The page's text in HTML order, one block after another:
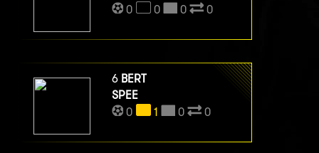
0
0 0 0
6 BERT
SPEE
0
1 0 0